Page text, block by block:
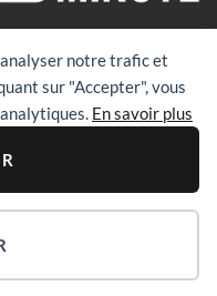
notre trafic et
sur "Accepter", vous
En savoir plus
coque en quelques
Minute|